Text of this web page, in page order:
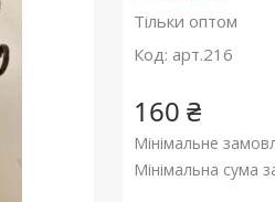
Тільки оптом
Код: арт.216
160 ₴
Мінімальне
Мінімальна сума